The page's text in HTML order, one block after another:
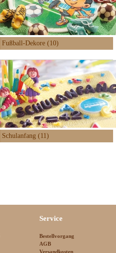
Fußball-Dekore (10)
Schulanfang (11)
Service
Bestellvorgang
AGB
Versandkosten